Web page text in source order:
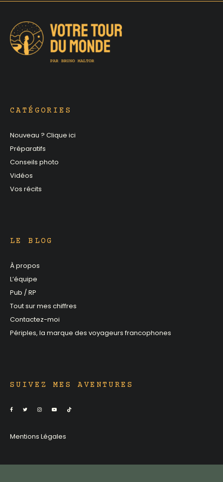
CATÉGORIES
Nouveau ? Clique ici
Préparatifs
Conseils photo
Vidéos
Vos récits
LE BLOG
À propos
L’équipe
Pub / RP
Tout sur mes chiffres
Contactez-moi
Périples, la marque des voyageurs francophones
SUIVEZ MES AVENTURES
Mentions Légales